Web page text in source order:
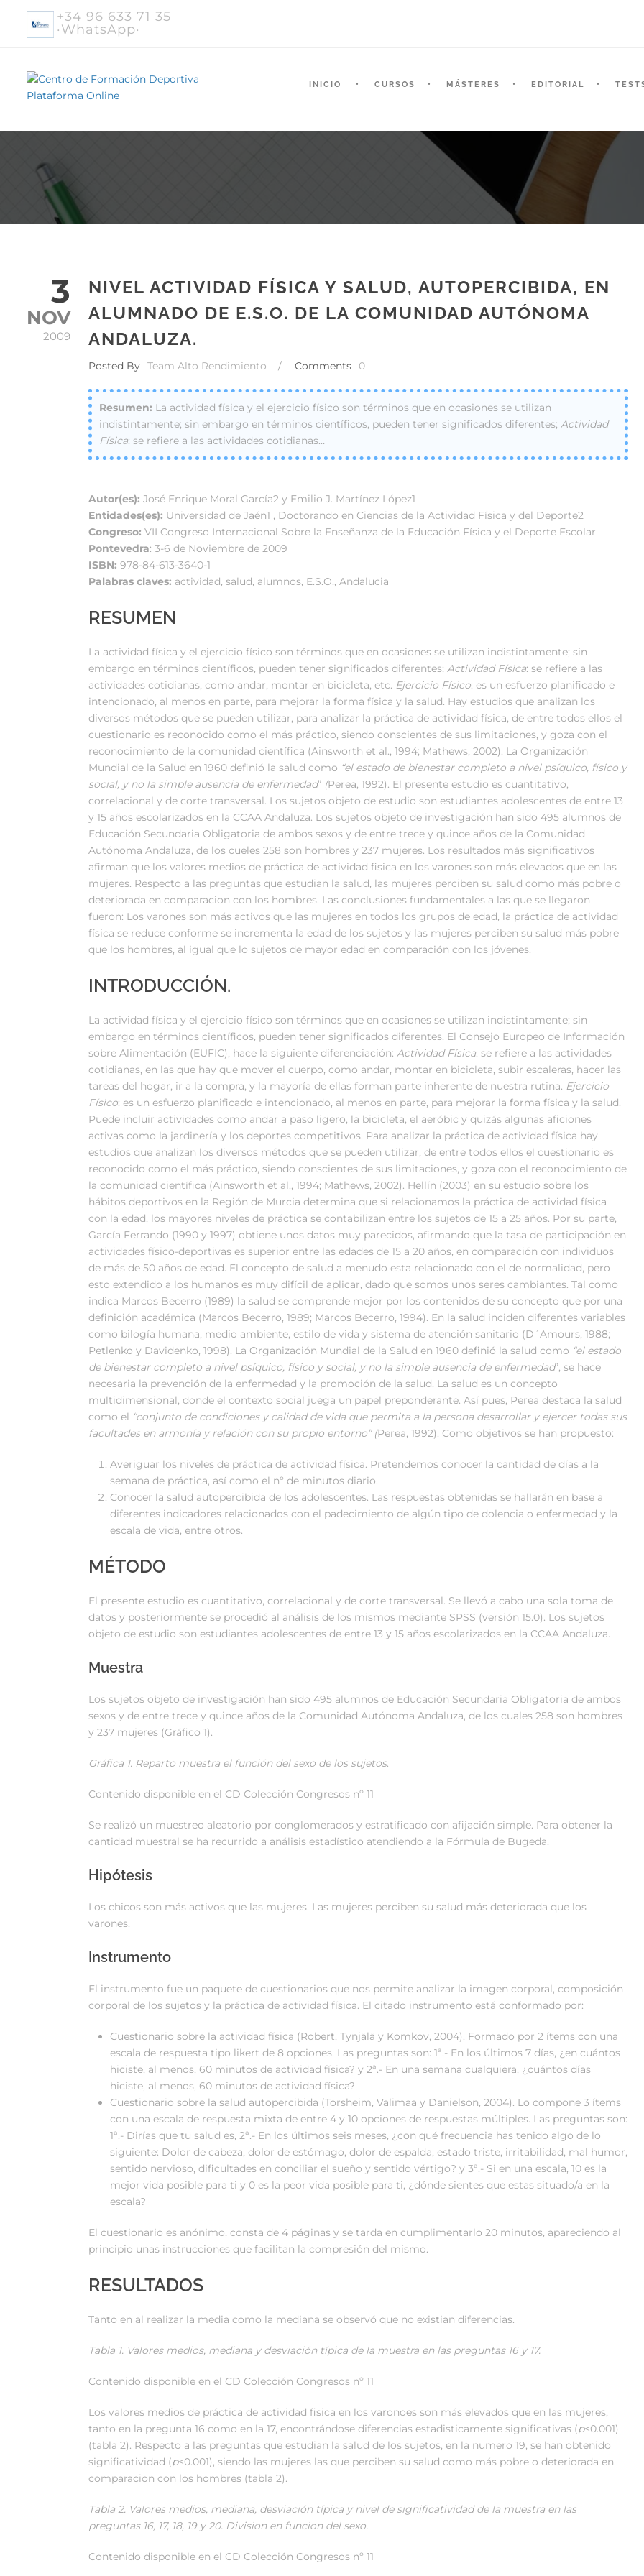
+34 96 633 71 35
·WhatsApp·
INICIO CURSOS MÁSTERES EDITORIAL
3
NOV
2009
NIVEL ACTIVIDAD FÍSICA Y SALUD, AUTOPERCIBIDA, EN
ALUMNADO DE E.S.O. DE LA COMUNIDAD AUTÓNOMA
ANDALUZA.
Posted By Team Alto Rendimiento / Comments 0
La actividad física y el ejercicio físico son términos que en ocasiones se utilizan
indistintamente; sin embargo en términos científicos, pueden tener significados diferentes; Actividad
Física: se refiere a las actividades cotidianas…
Autor(es): José Enrique Moral García2 y Emilio J. Martínez López1
Entidades(es): Universidad de Jaén1 , Doctorando en Ciencias de la Actividad Física y del Deporte2
Congreso: VII Congreso Internacional Sobre la Enseñanza de la Educación Física y el Deporte Escolar
Pontevedra: 3-6 de Noviembre de 2009
ISBN: 978-84-613-3640-1
Palabras claves: actividad, salud, alumnos, E.S.O., Andalucia
RESUMEN
La actividad física y el ejercicio físico son términos que en ocasiones se utilizan indistintamente; sin
embargo en términos científicos, pueden tener significados diferentes; Actividad Física: se refiere a las
actividades cotidianas, como andar, montar en bicicleta, etc. Ejercicio Físico: es un esfuerzo planificado e
intencionado, al menos en parte, para mejorar la forma física y la salud. Hay estudios que analizan los
diversos métodos que se pueden utilizar, para analizar la práctica de actividad física, de entre todos ellos el
cuestionario es reconocido como el más práctico, siendo conscientes de sus limitaciones, y goza con el
reconocimiento de la comunidad científica (Ainsworth et al., 1994; Mathews, 2002). La Organización
Mundial de la Salud en 1960 definió la salud como “el estado de bienestar completo a nivel psíquico, físico y
social, y no la simple ausencia de enfermedad” (Perea, 1992). El presente estudio es cuantitativo,
correlacional y de corte transversal. Los sujetos objeto de estudio son estudiantes adolescentes de entre 13
y 15 años escolarizados en la CCAA Andaluza. Los sujetos objeto de investigación han sido 495 alumnos de
Educación Secundaria Obligatoria de ambos sexos y de entre trece y quince años de la Comunidad
Autónoma Andaluza, de los cueles 258 son hombres y 237 mujeres. Los resultados más significativos
afirman que los valores medios de práctica de actividad fisica en los varones son más elevados que en las
mujeres. Respecto a las preguntas que estudian la salud, las mujeres perciben su salud como más pobre o
deteriorada en comparacion con los hombres. Las conclusiones fundamentales a las que se llegaron
fueron: Los varones son más activos que las mujeres en todos los grupos de edad, la práctica de actividad
física se reduce conforme se incrementa la edad de los sujetos y las mujeres perciben su salud más pobre
que los hombres, al igual que lo sujetos de mayor edad en comparación con los jóvenes.
INTRODUCCIÓN.
La actividad física y el ejercicio físico son términos que en ocasiones se utilizan indistintamente; sin
embargo en términos científicos, pueden tener significados diferentes. El Consejo Europeo de Información
sobre Alimentación (EUFIC), hace la siguiente diferenciación: Actividad Física: se refiere a las actividades
cotidianas, en las que hay que mover el cuerpo, como andar, montar en bicicleta, subir escaleras, hacer las
tareas del hogar, ir a la compra, y la mayoría de ellas forman parte inherente de nuestra rutina. Ejercicio
Físico: es un esfuerzo planificado e intencionado, al menos en parte, para mejorar la forma física y la salud.
Puede incluir actividades como andar a paso ligero, la bicicleta, el aeróbic y quizás algunas aficiones
activas como la jardinería y los deportes competitivos. Para analizar la práctica de actividad física hay
estudios que analizan los diversos métodos que se pueden utilizar, de entre todos ellos el cuestionario es
reconocido como el más práctico, siendo conscientes de sus limitaciones, y goza con el reconocimiento de
la comunidad científica (Ainsworth et al., 1994; Mathews, 2002). Hellín (2003) en su estudio sobre los
hábitos deportivos en la Región de Murcia determina que si relacionamos la práctica de actividad física
con la edad, los mayores niveles de práctica se contabilizan entre los sujetos de 15 a 25 años. Por su parte,
García Ferrando (1990 y 1997) obtiene unos datos muy parecidos, afirmando que la tasa de participación en
actividades físico-deportivas es superior entre las edades de 15 a 20 años, en comparación con individuos
de más de 50 años de edad. El concepto de salud a menudo esta relacionado con el de normalidad, pero
esto extendido a los humanos es muy difícil de aplicar, dado que somos unos seres cambiantes. Tal como
indica Marcos Becerro (1989) la salud se comprende mejor por los contenidos de su concepto que por una
definición académica (Marcos Becerro, 1989; Marcos Becerro, 1994). En la salud inciden diferentes variables
como bilogía humana, medio ambiente, estilo de vida y sistema de atención sanitario (D´Amours, 1988;
Petlenko y Davidenko, 1998). La Organización Mundial de la Salud en 1960 definió la salud como “el estado
de bienestar completo a nivel psíquico, físico y social, y no la simple ausencia de enfermedad”, se hace
necesaria la prevención de la enfermedad y la promoción de la salud. La salud es un concepto
multidimensional, donde el contexto social juega un papel preponderante. Así pues, Perea destaca la salud
como el “conjunto de condiciones y calidad de vida que permita a la persona desarrollar y ejercer todas sus
facultades en armonía y relación con su propio entorno” (Perea, 1992). Como objetivos se han propuesto:
Averiguar los niveles de práctica de actividad física. Pretendemos conocer la cantidad de días a la
semana de práctica, así como el nº de minutos diario.
Conocer la salud autopercibida de los adolescentes. Las respuestas obtenidas se hallarán en base a
diferentes indicadores relacionados con el padecimiento de algún tipo de dolencia o enfermedad y la
escala de vida, entre otros.
MÉTODO
El presente estudio es cuantitativo, correlacional y de corte transversal. Se llevó a cabo una sola toma de
datos y posteriormente se procedió al análisis de los mismos mediante SPSS (versión 15.0). Los sujetos
objeto de estudio son estudiantes adolescentes de entre 13 y 15 años escolarizados en la CCAA Andaluza.
Muestra
Los sujetos objeto de investigación han sido 495 alumnos de Educación Secundaria Obligatoria de ambos
sexos y de entre trece y quince años de la Comunidad Autónoma Andaluza, de los cuales 258 son hombres
y 237 mujeres (Gráfico 1).
Gráfica 1. Reparto muestra el función del sexo de los sujetos.
Contenido disponible en el CD Colección Congresos nº 11
Se realizó un muestreo aleatorio por conglomerados y estratificado con afijación simple. Para obtener la
cantidad muestral se ha recurrido a análisis estadístico atendiendo a la Fórmula de Bugeda.
Hipótesis
Los chicos son más activos que las mujeres. Las mujeres perciben su salud más deteriorada que los
varones.
Instrumento
El instrumento fue un paquete de cuestionarios que nos permite analizar la imagen corporal, composición
corporal de los sujetos y la práctica de actividad física. El citado instrumento está conformado por:
Cuestionario sobre la actividad física (Robert, Tynjälä y Komkov, 2004). Formado por 2 ítems con una
escala de respuesta tipo likert de 8 opciones. Las preguntas son: 1ª.- En los últimos 7 días, ¿en cuántos
hiciste, al menos, 60 minutos de actividad física? y 2ª.- En una semana cualquiera, ¿cuántos días
hiciste, al menos, 60 minutos de actividad física?
Cuestionario sobre la salud autopercibida (Torsheim, Välimaa y Danielson, 2004). Lo compone 3 ítems
con una escala de respuesta mixta de entre 4 y 10 opciones de respuestas múltiples. Las preguntas son:
1ª.- Dirías que tu salud es, 2ª.- En los últimos seis meses, ¿con qué frecuencia has tenido algo de lo
siguiente: Dolor de cabeza, dolor de estómago, dolor de espalda, estado triste, irritabilidad, mal humor,
sentido nervioso, dificultades en conciliar el sueño y sentido vértigo? y 3ª.- Si en una escala, 10 es la
mejor vida posible para ti y 0 es la peor vida posible para ti, ¿dónde sientes que estas situado/a en la
escala?
El cuestionario es anónimo, consta de 4 páginas y se tarda en cumplimentarlo 20 minutos, apareciendo al
principio unas instrucciones que facilitan la compresión del mismo.
RESULTADOS
Tanto en al realizar la media como la mediana se observó que no existian diferencias.
Tabla 1. Valores medios, mediana y desviación típica de la muestra en las preguntas 16 y 17.
Contenido disponible en el CD Colección Congresos nº 11
Los valores medios de práctica de actividad fisica en los varonoes son más elevados que en las mujeres,
tanto en la pregunta 16 como en la 17, encontrándose diferencias estadisticamente significativas (p<0.001)
(tabla 2). Respecto a las preguntas que estudian la salud de los sujetos, en la numero 19, se han obtenido
significatividad (p<0.001), siendo las mujeres las que perciben su salud como más pobre o deteriorada en
comparacion con los hombres (tabla 2).
Tabla 2. Valores medios, mediana, desviación típica y nivel de significatividad de la muestra en las
preguntas 16, 17, 18, 19 y 20. Division en funcion del sexo.
Contenido disponible en el CD Colección Congresos nº 11